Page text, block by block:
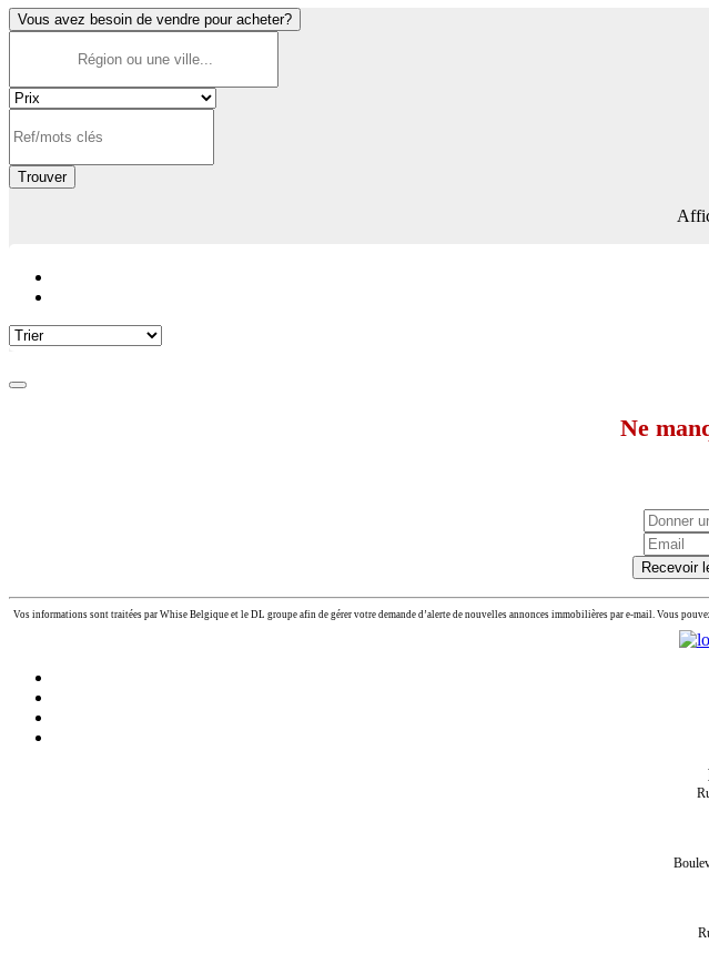
Vous avez besoin de vendre pour acheter?
Trouver
Ne
Recevoir
Vos informations sont traitées par Whise Belgique et le DL groupe afin de gérer votre demande d’alerte de nouvelles annonces immobilières par e-mail. Vous